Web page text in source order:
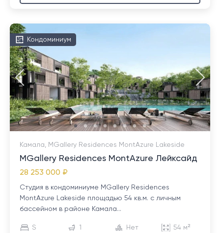
Кондоминиум
Камала, MGallery Residences MontAzure Lakeside
MGallery Residences MontAzure Лейксайд
28 253 000 ₽
Студия в кондоминиуме MGallery Residences
MontAzure Lakeside площадью 54 кв.м. с личным
бассейном в районе Камала...
S 1 Нет 54 м²